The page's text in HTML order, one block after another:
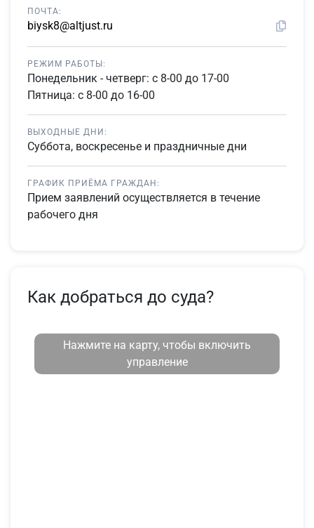
ПОЧТА:
biysk8@altjust.ru
РЕЖИМ РАБОТЫ:
Понедельник - четверг: с 8-00 до 17-00
Пятница: с 8-00 до 16-00
ВЫХОДНЫЕ ДНИ:
Суббота, воскресенье и праздничные дни
ГРАФИК ПРИЁМА ГРАЖДАН:
Прием заявлений осуществляется в течение
рабочего дня
Как добраться до суда?
Нажмите на карту, чтобы включить
управление